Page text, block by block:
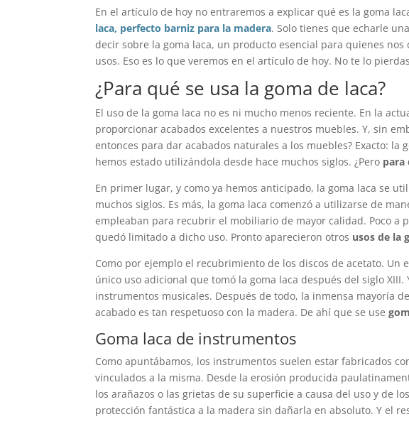
En el artículo de hoy no entraremos a explicar qué es la goma
laca, perfecto barniz para la madera. Solo tienes que echarle
decir sobre la goma laca, un producto esencial para quienes
usos. Eso es lo que veremos en el artículo de hoy. No te lo
¿Para qué se usa la goma de laca?
El uso de la goma laca no es ni mucho menos reciente. En la
proporcionar acabados excelentes a nuestros muebles. Y, sin
entonces para dar acabados naturales a los muebles? Exacto:
hemos estado utilizándola desde hace muchos siglos. ¿Pero para
En primer lugar, y como ya hemos anticipado, la goma laca se
muchos siglos. Es más, la goma laca comenzó a utilizarse de
empleaban para recubrir el mobiliario de mayor calidad. Poco a
quedó limitado a dicho uso. Pronto aparecieron otros usos de la
Como por ejemplo el recubrimiento de los discos de acetato.
único uso adicional que tomó la goma laca después del siglo
instrumentos musicales. Después de todo, la inmensa mayoría
acabado es tan respetuoso con la madera. De ahí que se use
Goma laca de instrumentos
Como apuntábamos, los instrumentos suelen estar fabricados
vinculados a la misma. Desde la erosión producida
los arañazos o las grietas de su superficie a causa del uso y de
protección fantástica a la madera sin dañarla en absoluto. Y el